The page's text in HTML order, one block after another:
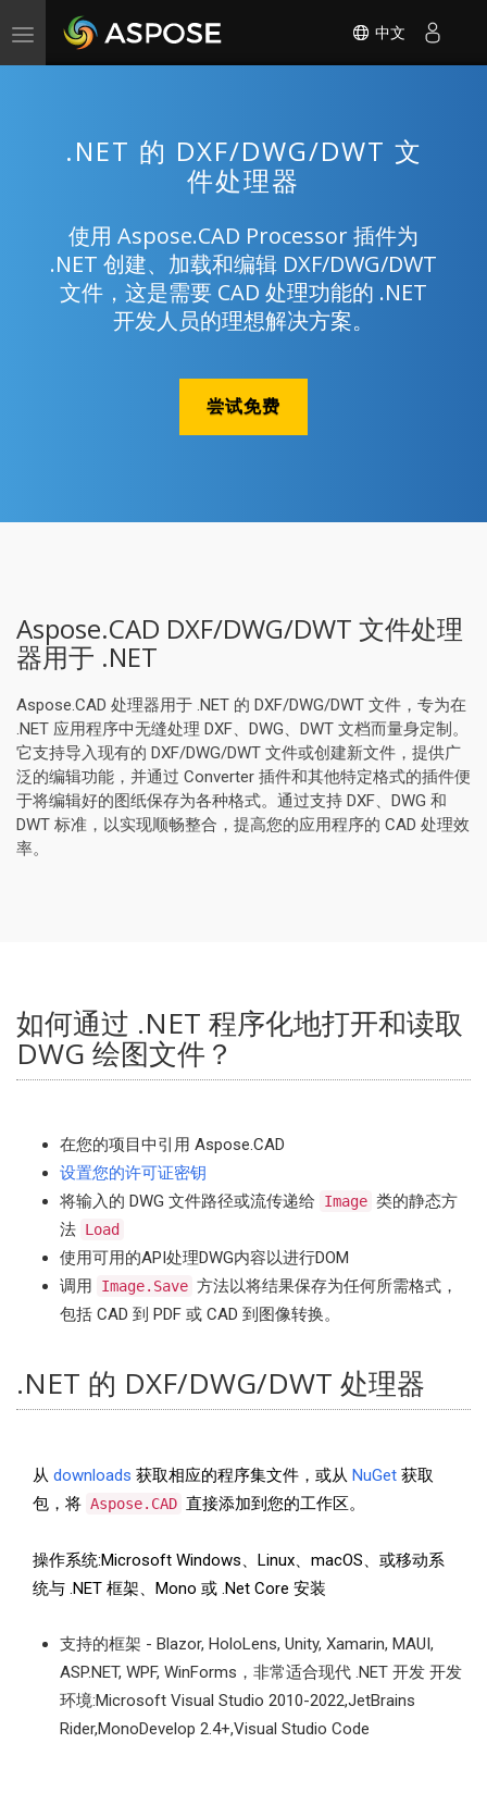
Toggle
中文
.NET 的 DXF/DWG/DWT 文
件处理器
使用 Aspose.CAD Processor 插件为
.NET 创建、加载和编辑 DXF/DWG/DWT
文件，这是需要 CAD 处理功能的 .NET
开发人员的理想解决方案。
尝试免费
Aspose.CAD DXF/DWG/DWT 文件处理
器用于 .NET
Aspose.CAD 处理器用于 .NET 的 DXF/DWG/DWT 文件，专为在
.NET 应用程序中无缝处理 DXF、DWG、DWT 文档而量身定制。
它支持导入现有的 DXF/DWG/DWT 文件或创建新文件，提供广
泛的编辑功能，并通过 Converter 插件和其他特定格式的插件便
于将编辑好的图纸保存为各种格式。通过支持 DXF、DWG 和
DWT 标准，以实现顺畅整合，提高您的应用程序的 CAD 处理效
率。
如何通过 .NET 程序化地打开和读取
DWG 绘图文件？
在您的项目中引用 Aspose.CAD
设置您的许可证密钥
将输入的 DWG 文件路径或流传递给
Image 类的静态方
法 Load
使用可用的API处理DWG内容以进行DOM
调用
Image.Save 方法以将结果保存为任何所需格式，
包括 CAD 到 PDF 或 CAD 到图像转换。
.NET 的 DXF/DWG/DWT 处理器
从 downloads 获取相应的程序集文件，或从 NuGet 获取
包，将 Aspose.CAD 直接添加到您的工作区。
操作系统:Microsoft Windows、Linux、macOS、或移动系
统与 .NET 框架、Mono 或 .Net Core 安装
支持的框架 - Blazor, HoloLens, Unity, Xamarin, MAUI,
ASP.NET, WPF, WinForms，非常适合现代 .NET 开发 开发
环境:Microsoft Visual Studio 2010-2022,JetBrains
Rider,MonoDevelop 2.4+,Visual Studio Code